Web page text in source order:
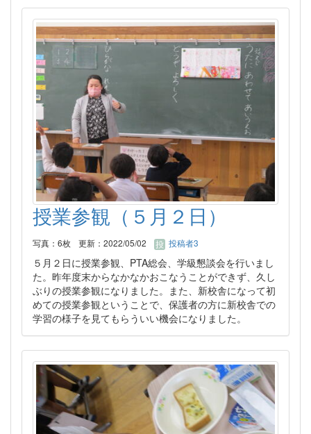
授業参観（５月２日）
写真：6枚 更新：2022/05/02 投稿者3
５月２日に授業参観、PTA総会、学級懇談会を行いまし
た。昨年度末からなかなかおこなうことができず、久し
ぶりの授業参観になりました。また、新校舎になって初
めての授業参観ということで、保護者の方に新校舎での
学習の様子を見てもらういい機会になりました。